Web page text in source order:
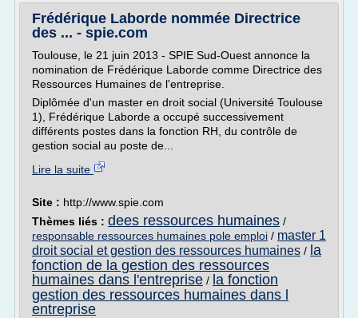
Frédérique Laborde nommée Directrice
des ... - spie.com
Toulouse, le 21 juin 2013 - SPIE Sud-Ouest annonce la
nomination de Frédérique Laborde comme Directrice des
Ressources Humaines de l'entreprise.
Diplômée d'un master en droit social (Université Toulouse
1), Frédérique Laborde a occupé successivement
différents postes dans la fonction RH, du contrôle de
gestion social au poste de...
Lire la suite
Site : http://www.spie.com
Thèmes liés : dees ressources humaines /
responsable ressources humaines pole emploi / master 1
droit social et gestion des ressources humaines / la
fonction de la gestion des ressources
humaines dans l'entreprise / la fonction
gestion des ressources humaines dans l
entreprise